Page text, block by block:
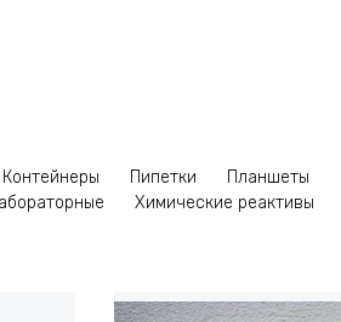
Контейнеры Пипетки Планшеты
Химические реактивы